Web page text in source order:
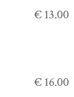
€ 13.00
€ 16.00